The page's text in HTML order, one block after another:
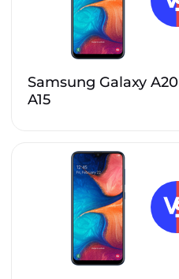
Samsung Galaxy A20
A15